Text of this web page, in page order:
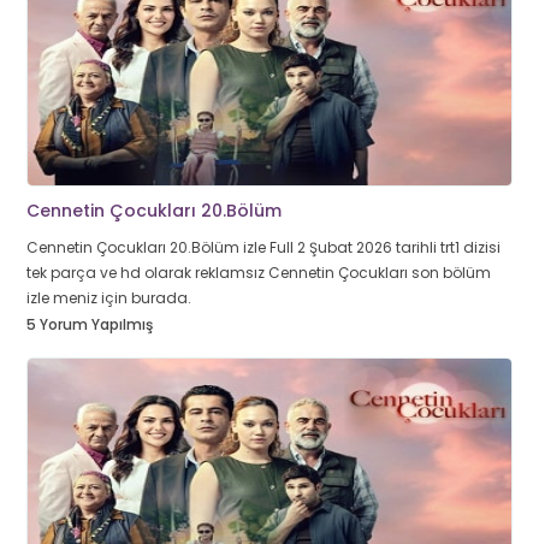
Cennetin Çocukları 20.Bölüm
Cennetin Çocukları 20.Bölüm izle Full 2 Şubat 2026 tarihli trt1 dizisi
tek parça ve hd olarak reklamsız Cennetin Çocukları son bölüm
izle meniz için burada.
5 Yorum Yapılmış